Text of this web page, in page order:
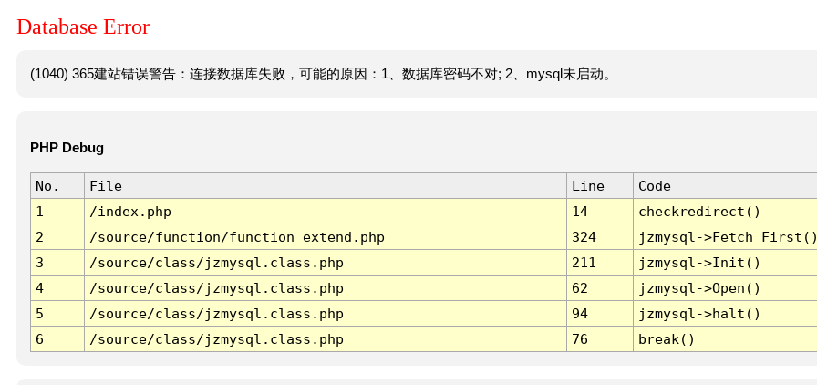
Database Error
(1040) 365建站错误警告：连接数据库失败，可能的原因：1、数据库密码不对; 2、mysql未启动。
PHP Debug
No. File Line
Code
1
/index.php 14
checkredirect()
2
/source/function/function_extend.php 324
jzmysql-
3
/source/class/jzmysql.class.php 211
jzmysql->Init()
4
/source/class/jzmysql.class.php 62
jzmysql->Open()
5
/source/class/jzmysql.class.php 94
jzmysql->halt()
6
/source/class/jzmysql.class.php 76 break()